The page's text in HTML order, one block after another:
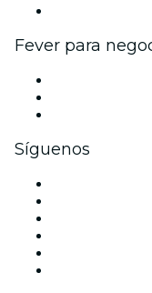
Fever para
Síguenos